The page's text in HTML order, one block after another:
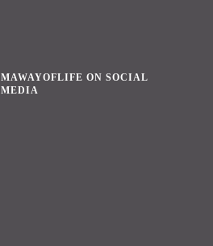
MAWAYOFLIFE ON SOCIAL
MEDIA